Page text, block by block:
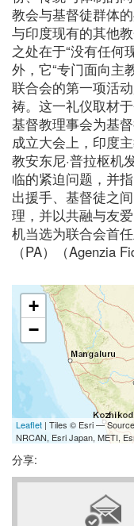
教会与基督徒群体的
与印度现有的其他
之处在于“没有任何
外，它“专门面向主
联合会的第一项活
祷。这一礼仪取材
基督教理事会为基
成立大会上，印度
教安东尼·普拉枢机
临的紧迫问题，并
出援手、基督徒之
理，并以共融与友
机当选为联合会首任
（PA）（Agenzia
+
−
Leaflet | Tiles © Esri —
NRCAN, Esri Japan, METI,
分享: